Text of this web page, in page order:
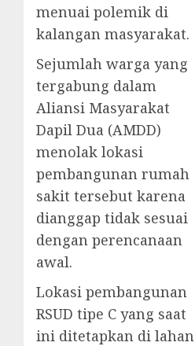
menuai polemik di
kalangan masyarakat.
Sejumlah warga yang
tergabung dalam
Aliansi Masyarakat
Dapil Dua (AMDD)
menolak lokasi
pembangunan rumah
sakit tersebut karena
dianggap tidak sesuai
dengan perencanaan
awal.
Lokasi pembangunan
RSUD tipe C yang saat
ini ditetapkan di lahan